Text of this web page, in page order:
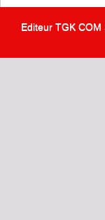
Editeur TGK